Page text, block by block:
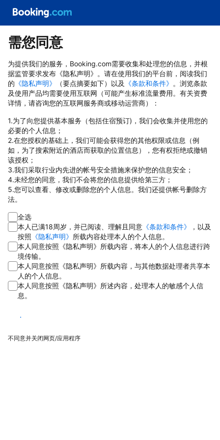
需您同意
为提供我们的服务，Booking.com需要收集和处理您的信息，并根
据监管要求发布《隐私声明》。请在使用我们的平台前，阅读我们
的 《隐私声明》 （要点摘要如下）以及 《条款和条件》 。浏览条款
及使用产品均需要使用互联网（可能产生标准流量费用。有关资费
详情，请咨询您的互联网服务商或移动运营商）：
1.为了向您提供基本服务（包括住宿预订)，我们会收集并使用您的
必要的个人信息；
2.在您授权的基础上，我们可能会获得您的其他权限或信息（例
如，为了搜索附近的酒店而获取的位置信息），您有权拒绝或撤销
该授权；
3.我们采取行业内先进的帐号安全措施来保护您的信息安全；
4.未经您的同意，我们不会将您的信息提供给第三方；
5.您可以查看、修改或删除您的个人信息。我们还提供帐号删除方
法。
全选
本人已满18周岁，并已阅读、理解且同意 《条款和条件》
，以及
按照 《隐私声明》 所载内容处理本人的个人信息。
本人同意按照《隐私声明》所载内容，将本人的个人信息进行跨
境传输。
本人同意按照《隐私声明》所载内容，与其他数据处理者共享本
人的个人信息。
本人同意按照《隐私声明》所述内容，处理本人的敏感个人信
息。
同意
不同意并关闭网页/应用程序